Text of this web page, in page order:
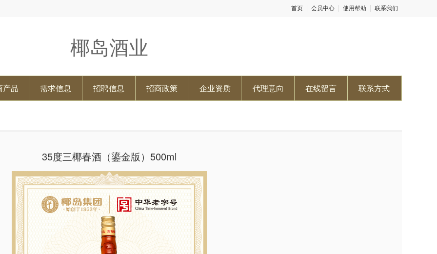
首页 会员中心 使用帮助 联系我们
椰岛酒业
产品 需求信息 招聘信息 招商政策 企业资质 代理意向 在线留言 联系方式
35度三椰春酒（鎏金版）500ml